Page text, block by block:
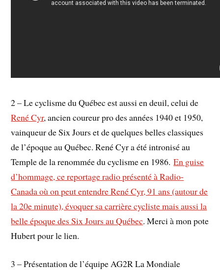
2 – Le cyclisme du Québec est aussi en deuil, celui de
René Cyr, ancien coureur pro des années 1940 et 1950,
vainqueur de Six Jours et de quelques belles classiques
de l’époque au Québec. René Cyr a été intronisé au
Temple de la renommée du cyclisme en 1986.En guise
d’hommage, ce reportage radio présenté à Radio-
Canada où on peut entendre René Cyr, 91 ans (autour de
la 20e minute), évoquer sa carrière cycliste mais aussi la
belle époque des Six Jours au Québec. Merci à mon pote
Hubert pour le lien.
3 – Présentation de l’équipe AG2R La Mondiale